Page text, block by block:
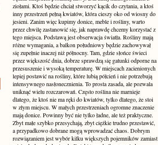
ziołami. Ktoś będzie chciał stworzyć kącik do czytania, a ktoś
inny przestrzeń pełną kwiatów, która cieszy oko od wiosny do
jesieni. Zanim więc kupimy donice, meble i rośliny, warto
przez chwilę zastanowić się, jak naprawdę chcemy korzystać z
tego miejsca. Podstawą jest obserwacja światła. Rośliny mają
różne wymagania, a balkon południowy będzie zachowywał
się zupełnie inaczej niż północny. Tam, gdzie słońce świeci
przez większość dnia, dobrze sprawdzą się gatunki odporne na
przesuszenie i wysoką temperaturę. W miejscach zacienionych
lepiej postawić na rośliny, które lubią półcień i nie potrzebują
intensywnego nasłonecznienia. To prosta zasada, ale pozwala
uniknąć wielu rozczarowań. Często roślina nie marnieje
dlatego, że ktoś nie ma ręki do kwiatów, tylko dlatego, że stoi
w złym miejscu. W małych przestrzeniach ogromne znaczenie
mają donice. Powinny być nie tylko ładne, ale też praktyczne.
Zbyt małe szybko przesychają, zbyt ciężkie trudno przestawić,
a przypadkowo dobrane mogą wprowadzać chaos. Dobrym
rozwiązaniem jest wybór kilku większych pojemników zamiast